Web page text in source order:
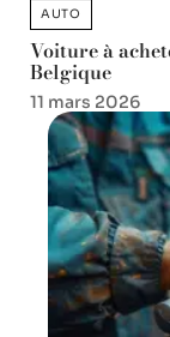
AUTO
Voiture à
Belgique
11 mars 2026